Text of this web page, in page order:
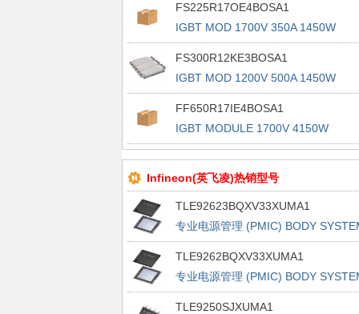
FS225R17OE4BOSA1
IGBT MOD 1700V 350A 1450W
FS300R12KE3BOSA1
IGBT MOD 1200V 500A 1450W
FF650R17IE4BOSA1
IGBT MODULE 1700V 4150W
Infineon(英飞凌)热销型号
TLE92623BQXV33XUMA1
专业电源管理 (PMIC) BODY
ICS
TLE9262BQXV33XUMA1
专业电源管理 (PMIC) BODY
ICS
TLE9250SJXUMA1